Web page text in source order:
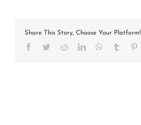
Share This Story, Choose Your Platform!
Facebook
TwitterRedditLinkedInWhatsApp
Tumblr